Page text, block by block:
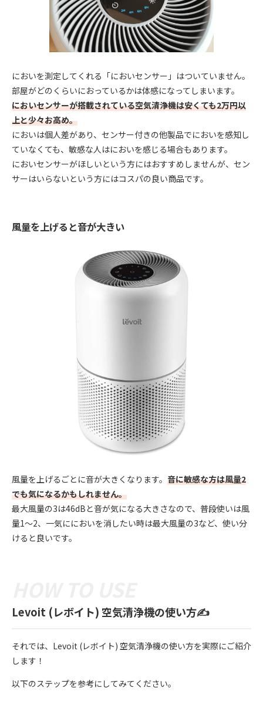
においを測定してくれる「においセンサー」はついていません。
部屋がどのくらいにおっているかは体感になってしまいます。
においセンサーが搭載されている空気清浄機は安くても2万円以
上と少々お高め。
においは個人差があり、センサー付きの他製品でにおいを感知し
ていなくても、敏感な人はにおいを感じる場合もあります。
においセンサーがほしいという方にはおすすめしませんが、セン
サーはいらないという方にはコスパの良い商品です。
風量を上げると音が大きい
風量を上げるごとに音が大きくなります。 音に敏感な方は風量2
でも気になるかもしれません。
最大風量の3は46dBと音が気になる大きさなので、普段使いは風
量1～2、一気ににおいを消したい時は最大風量の3など、使い分
けると良いです。
Levoit (レボイト) 空気清浄機の使い方✍️
それでは、Levoit (レボイト) 空気清浄機の使い方を実際にご紹介
します！
以下のステップを参考にしてみてください。